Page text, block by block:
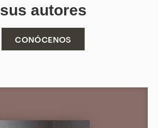
sus autores
CONÓCENOS